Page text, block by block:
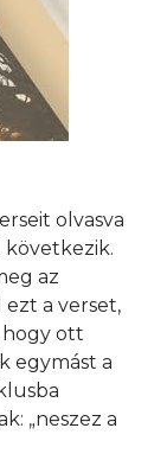
olvasva
az
ezt a verset,
hogy ott
egymást a
„neszez a